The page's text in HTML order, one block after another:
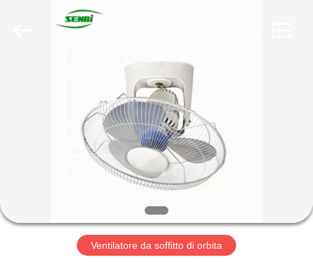
PRODOTTI
GIRO
Ventilatore da soffitto di orbita